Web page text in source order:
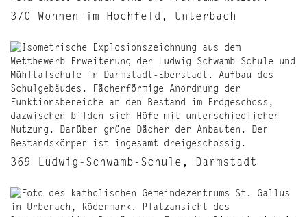
370 Wohnen im Hochfeld, Unterbach
369 Ludwig-Schwamb-Schule, Darmstadt